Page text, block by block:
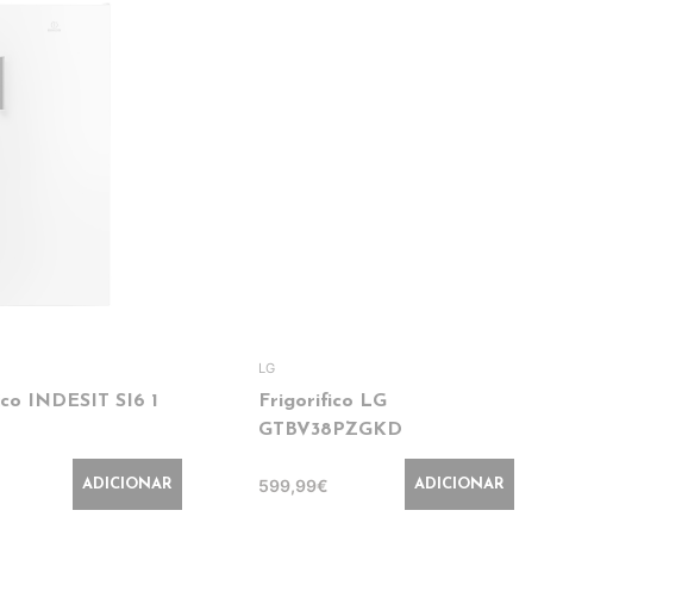
INDESIT SI6 1
ADICIONAR
LG
Frigorifico LG
GTBV38PZGKD
599,99€ ADICIONAR